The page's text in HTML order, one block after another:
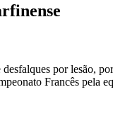
por lesão,
Francês pela